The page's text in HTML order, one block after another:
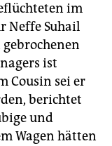
im
Neffe Suhail
ist
Cousin sei er
berichtet
und
Wagen hätten